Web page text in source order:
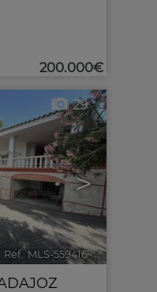
200.000€
>
29
Ref.. MLS-559416 🔗